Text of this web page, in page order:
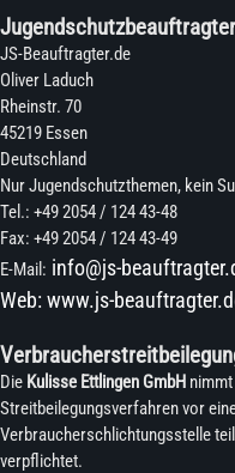
JS-Beauftragter.de
Oliver Laduch
Rheinstr. 70
45219 Essen
Deutschland
Nur Jugendschutzthemen, kein
Tel.: +49 2054 / 124 43-48
Fax: +49 2054 / 124 43-49
E-Mail: info@js-
Web: www.js-
Die Kulisse Ettlingen GmbH
Streitbeilegungsverfahren vor
Verbraucherschlichtungsstelle
verpflichtet.